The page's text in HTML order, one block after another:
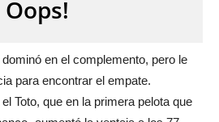
en el complemento, pero le
para encontrar el empate.
Toto, que en la primera pelota que